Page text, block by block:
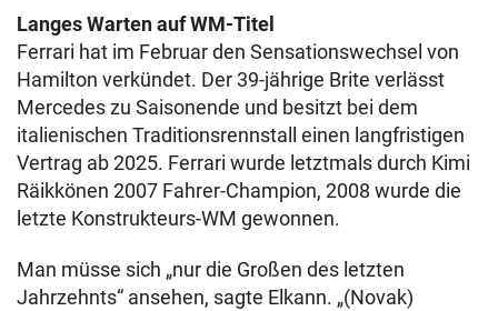
Langes Warten auf WM-Titel
Ferrari hat im Februar den Sensationswechsel von
Hamilton verkündet. Der 39-jährige Brite verlässt
Mercedes zu Saisonende und besitzt bei dem
italienischen Traditionsrennstall einen langfristigen
Vertrag ab 2025. Ferrari wurde letztmals durch Kimi
Räikkönen 2007 Fahrer-Champion, 2008 wurde die
letzte Konstrukteurs-WM gewonnen.
Man müsse sich „nur die Großen des letzten
Jahrzehnts“ ansehen, sagte Elkann. „(Novak)